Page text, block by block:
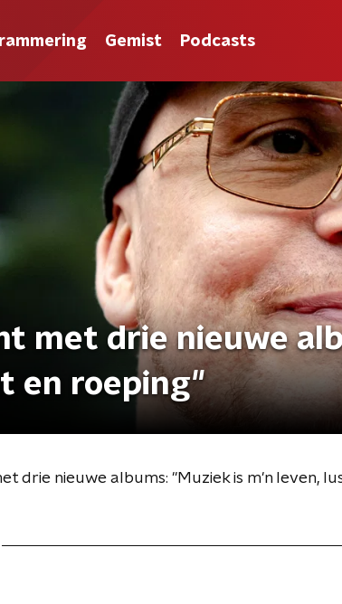
Gemist Podcasts
met drie nieuwe
en roeping"
drie nieuwe albums: "Muziek is m'n leven,